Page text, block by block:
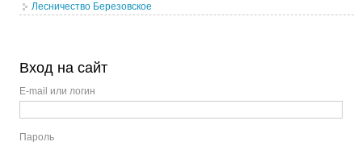
Лесничество Березовское
Вход на сайт
E-mail или логин
Пароль